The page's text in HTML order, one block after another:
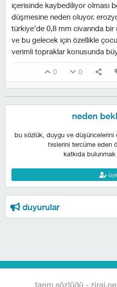
içerisinde kaybediliyor olması
düşmesine neden oluyor.
türkiye’de 0,8 mm civarında bir
ve bu gelecek için özellikle
verimli topraklar konusunda
0 0
neden
bu sözlük, duygu ve düşüncelerini
hislerini tercüme eden
katkıda
duyurular
tarım sözlüğü -